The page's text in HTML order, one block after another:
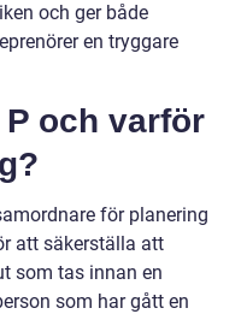
och ger både
en tryggare
och varför
för planering
att säkerställa att
som tas innan en
som har gått en